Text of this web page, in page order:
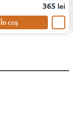
365 lei
În coș